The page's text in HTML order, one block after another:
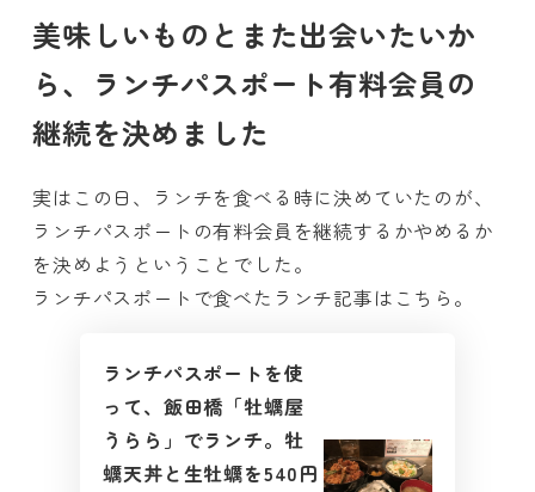
美味しいものとまた出会いたいか
ら、ランチパスポート有料会員の
継続を決めました
実はこの日、ランチを食べる時に決めていたのが、
ランチパスポートの有料会員を継続するかやめるか
を決めようということでした。
ランチパスポートで食べたランチ記事はこちら。
ランチパスポートを使
って、飯田橋「牡蠣屋
うらら」でランチ。牡
蠣天丼と生牡蠣を540円